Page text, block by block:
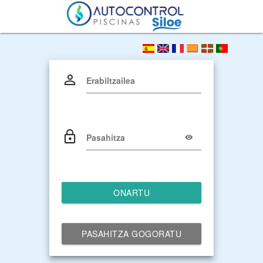
Erabiltzailea
Pasahitza
ONARTU
PASAHITZA GOGORATU